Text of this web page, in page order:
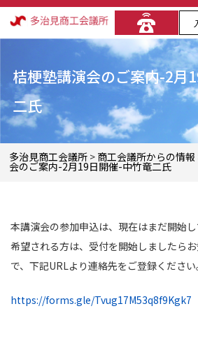
桔梗塾講演会のご案内-2月
二氏
多治見商工会議所 > 商工会議所からの情報
会のご案内-2月19日開催-中竹竜二氏
本講演会の参加申込は、現在はまだ開始
希望される方は、受付を開始しましたら
で、下記URLより連絡先をご登録ください
https://forms.gle/Tvug17M53q8f9Kgk7